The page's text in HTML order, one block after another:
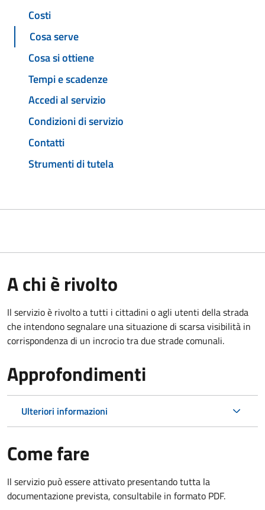
Costi
Cosa serve
Cosa si ottiene
Tempi e scadenze
Accedi al servizio
Condizioni di servizio
Contatti
Strumenti di tutela
A chi è rivolto
Il servizio è rivolto a tutti i cittadini o agli utenti della strada
che intendono segnalare una situazione di scarsa visibilità in
corrispondenza di un incrocio tra due strade comunali.
Approfondimenti
Ulteriori informazioni
Come fare
Il servizio può essere attivato presentando tutta la
documentazione prevista, consultabile in formato PDF.